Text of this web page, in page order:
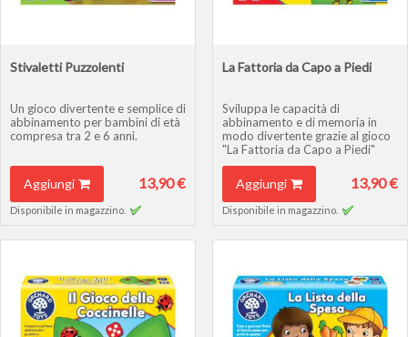
Stivaletti Puzzolenti
Un gioco divertente e semplice di
abbinamento per bambini di età
compresa tra 2 e 6 anni.
Aggiungi 13,90 €
Disponibile in magazzino.
La Fattoria da Capo a Piedi
Sviluppa le capacità di
abbinamento e di memoria in
modo divertente grazie al gioco
"La Fattoria da Capo a Piedi"
Aggiungi 13,90 €
Disponibile in magazzino.